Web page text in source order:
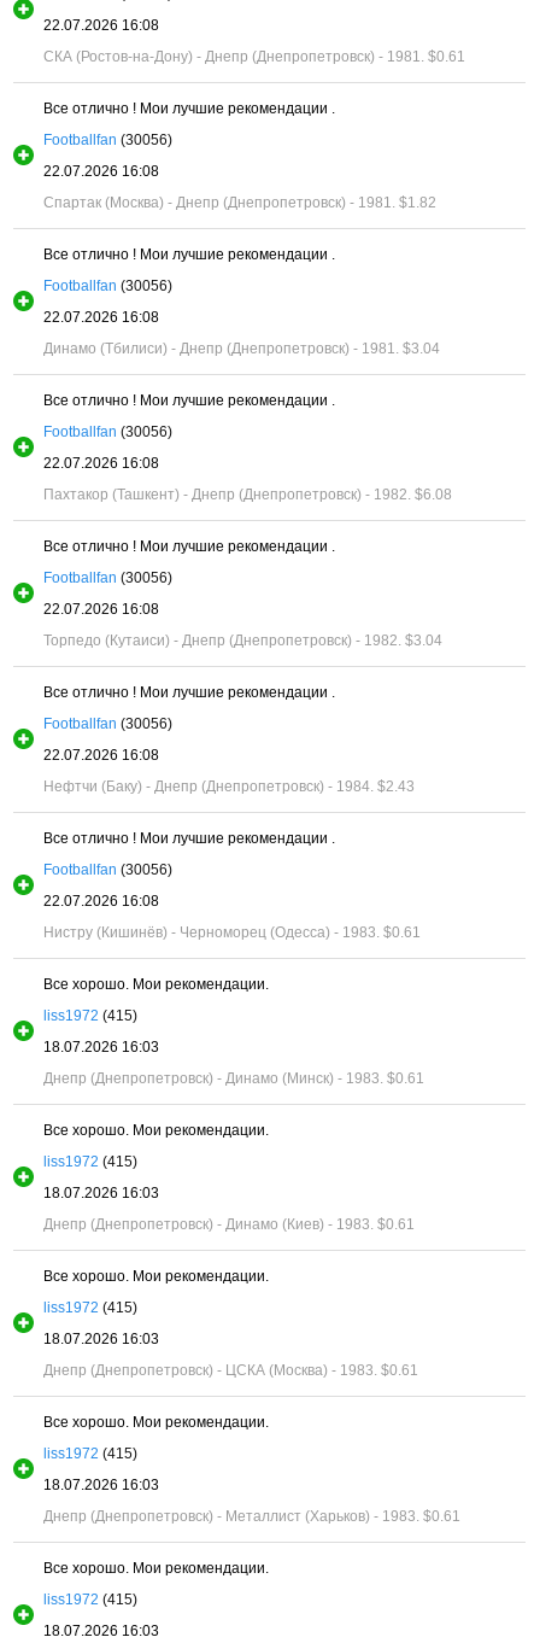
22.07.2026 16:08
СКА (Ростов-на-Дону) - Днепр (Днепропетровск) - 1981. $0.61
Все отлично ! Мои лучшие рекомендации .
Footballfan (30056)
22.07.2026 16:08
Спартак (Москва) - Днепр (Днепропетровск) - 1981. $1.82
Все отлично ! Мои лучшие рекомендации .
Footballfan (30056)
22.07.2026 16:08
Динамо (Тбилиси) - Днепр (Днепропетровск) - 1981. $3.04
Все отлично ! Мои лучшие рекомендации .
Footballfan (30056)
22.07.2026 16:08
Пахтакор (Ташкент) - Днепр (Днепропетровск) - 1982. $6.08
Все отлично ! Мои лучшие рекомендации .
Footballfan (30056)
22.07.2026 16:08
Торпедо (Кутаиси) - Днепр (Днепропетровск) - 1982. $3.04
Все отлично ! Мои лучшие рекомендации .
Footballfan (30056)
22.07.2026 16:08
Нефтчи (Баку) - Днепр (Днепропетровск) - 1984. $2.43
Все отлично ! Мои лучшие рекомендации .
Footballfan (30056)
22.07.2026 16:08
Нистру (Кишинёв) - Черноморец (Одесса) - 1983. $0.61
Все хорошо. Мои рекомендации.
liss1972 (415)
18.07.2026 16:03
Днепр (Днепропетровск) - Динамо (Минск) - 1983. $0.61
Все хорошо. Мои рекомендации.
liss1972 (415)
18.07.2026 16:03
Днепр (Днепропетровск) - Динамо (Киев) - 1983. $0.61
Все хорошо. Мои рекомендации.
liss1972 (415)
18.07.2026 16:03
Днепр (Днепропетровск) - ЦСКА (Москва) - 1983. $0.61
Все хорошо. Мои рекомендации.
liss1972 (415)
18.07.2026 16:03
Днепр (Днепропетровск) - Металлист (Харьков) - 1983. $0.61
Все хорошо. Мои рекомендации.
liss1972 (415)
18.07.2026 16:03